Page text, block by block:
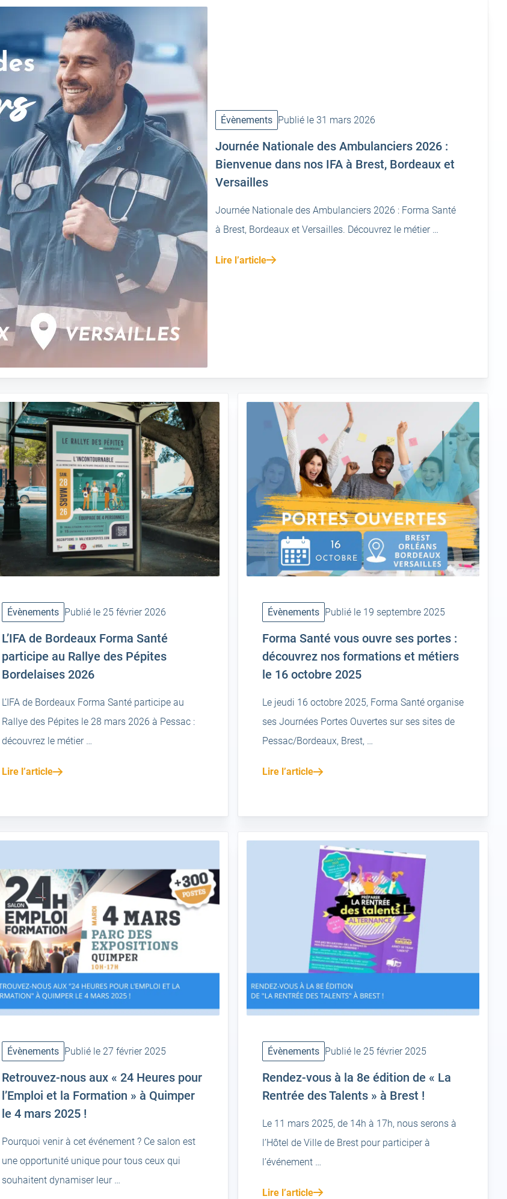
Évènements Publié le 31 mars 2026
Journée Nationale des Ambulanciers 2026 :
Bienvenue dans nos IFA à Brest, Bordeaux et
Versailles
Journée Nationale des Ambulanciers 2026 : Forma Santé
à Brest, Bordeaux et Versailles. Découvrez le métier …
Lire l’article
Évènements Publié le 25 février 2026
L’IFA de Bordeaux Forma Santé
participe au Rallye des Pépites
Bordelaises 2026
L’IFA de Bordeaux Forma Santé participe au
Rallye des Pépites le 28 mars 2026 à Pessac :
découvrez le métier …
Lire l’article
Évènements Publié le 19 septembre 2025
Forma Santé vous ouvre ses portes :
découvrez nos formations et métiers
le 16 octobre 2025
Le jeudi 16 octobre 2025, Forma Santé organise
ses Journées Portes Ouvertes sur ses sites de
Pessac/Bordeaux, Brest, …
Lire l’article
Évènements Publié le 27 février 2025
Retrouvez-nous aux « 24 Heures pour
l’Emploi et la Formation » à Quimper
le 4 mars 2025 !
Pourquoi venir à cet événement ? Ce salon est
une opportunité unique pour tous ceux qui
souhaitent dynamiser leur …
Évènements Publié le 25 février 2025
Rendez-vous à la 8e édition de « La
Rentrée des Talents » à Brest !
Le 11 mars 2025, de 14h à 17h, nous serons à
l’Hôtel de Ville de Brest pour participer à
l’événement …
Lire l’article